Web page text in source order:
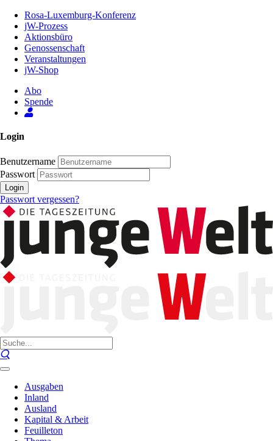
Inhalt
Seite
Rosa-Luxemburg-Konferenz
jW-Prozess
Aktionsbüro
Genossenschaft
Veranstaltungen
jW-Shop
Abo
Spende
Login
Benutzername
Passwort
Login
Passwort vergessen?
Ausgaben
Inland
Ausland
Kapital & Arbeit
Feuilleton